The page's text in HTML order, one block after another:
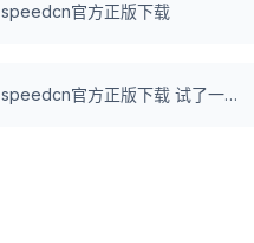
speedcn官方正版下载
speedcn官方正版下载 试了一下UNBLOCKCN，真好用。